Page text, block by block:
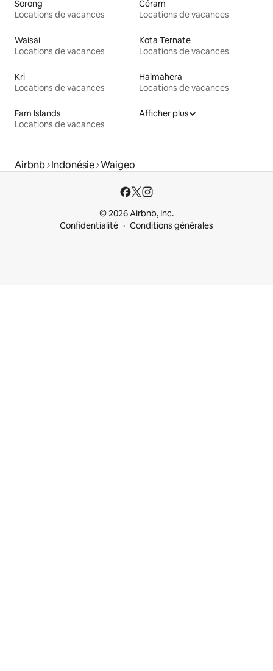
Sorong
Locations de vacances
Céram
Locations de vacances
Waisai
Locations de vacances
Kota Ternate
Locations de vacances
Kri
Locations de vacances
Halmahera
Locations de vacances
Fam Islands
Locations de vacances
Afficher plus
Airbnb Indonésie Waigeo
© 2026 Airbnb, Inc.
Confidentialité
Conditions générales